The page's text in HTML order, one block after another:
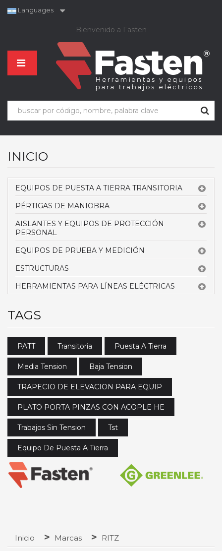
Languages
Bienvenido a Fasten
INICIO
EQUIPOS DE PUESTA A TIERRA TRANSITORIA
PÉRTIGAS DE MANIOBRA
AISLANTES Y EQUIPOS DE PROTECCIÓN
PERSONAL
EQUIPOS DE PRUEBA Y MEDICIÓN
ESTRUCTURAS
HERRAMIENTAS PARA LÍNEAS ELÉCTRICAS
TAGS
PATT Transitoria Puesta A Tierra
Media Tension Baja Tension
TRAPECIO DE ELEVACION PARA EQUIP
PLATO PORTA PINZAS CON ACOPLE HE
Trabajos Sin Tension Tst
Equipo De Puesta A Tierra
Inicio Marcas RITZ